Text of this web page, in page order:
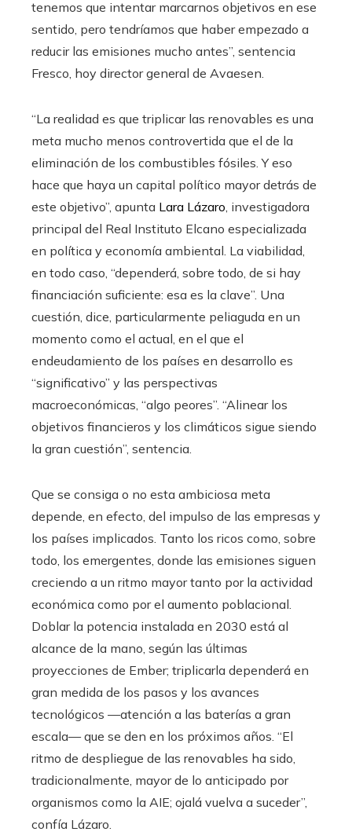
tenemos que intentar marcarnos objetivos en ese
sentido, pero tendríamos que haber empezado a
reducir las emisiones mucho antes”, sentencia
Fresco, hoy director general de Avaesen.
“La realidad es que triplicar las renovables es una
meta mucho menos controvertida que el de la
eliminación de los combustibles fósiles. Y eso
hace que haya un capital político mayor detrás de
este objetivo”, apunta Lara Lázaro , investigadora
principal del Real Instituto Elcano especializada
en política y economía ambiental. La viabilidad,
en todo caso, “dependerá, sobre todo, de si hay
financiación suficiente: esa es la clave”. Una
cuestión, dice, particularmente peliaguda en un
momento como el actual, en el que el
endeudamiento de los países en desarrollo es
“significativo” y las perspectivas
macroeconómicas, “algo peores”. “Alinear los
objetivos financieros y los climáticos sigue siendo
la gran cuestión”, sentencia.
Que se consiga o no esta ambiciosa meta
depende, en efecto, del impulso de las empresas y
los países implicados. Tanto los ricos como, sobre
todo, los emergentes, donde las emisiones siguen
creciendo a un ritmo mayor tanto por la actividad
económica como por el aumento poblacional.
Doblar la potencia instalada en 2030 está al
alcance de la mano, según las últimas
proyecciones de Ember; triplicarla dependerá en
gran medida de los pasos y los avances
tecnológicos —atención a las baterías a gran
escala— que se den en los próximos años. “El
ritmo de despliegue de las renovables ha sido,
tradicionalmente, mayor de lo anticipado por
organismos como la AIE; ojalá vuelva a suceder”,
confía Lázaro.